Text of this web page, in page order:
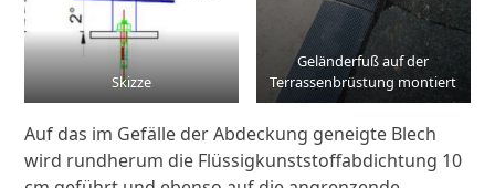
Skizze
Geländerfuß auf der
Terrassenbrüstung montiert
Auf das im Gefälle der Abdeckung geneigte Blech
wird rundherum die Flüssigkunststoffabdichtung 10